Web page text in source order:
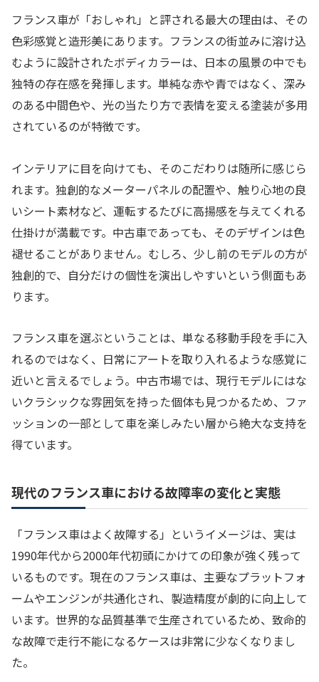
フランス車が「おしゃれ」と評される最大の理由は、その
色彩感覚と造形美にあります。フランスの街並みに溶け込
むように設計されたボディカラーは、日本の風景の中でも
独特の存在感を発揮します。単純な赤や青ではなく、深み
のある中間色や、光の当たり方で表情を変える塗装が多用
されているのが特徴です。
インテリアに目を向けても、そのこだわりは随所に感じら
れます。独創的なメーターパネルの配置や、触り心地の良
いシート素材など、運転するたびに高揚感を与えてくれる
仕掛けが満載です。中古車であっても、そのデザインは色
褪せることがありません。むしろ、少し前のモデルの方が
独創的で、自分だけの個性を演出しやすいという側面もあ
ります。
フランス車を選ぶということは、単なる移動手段を手に入
れるのではなく、日常にアートを取り入れるような感覚に
近いと言えるでしょう。中古市場では、現行モデルにはな
いクラシックな雰囲気を持った個体も見つかるため、ファ
ッションの一部として車を楽しみたい層から絶大な支持を
得ています。
現代のフランス車における故障率の変化と実態
「フランス車はよく故障する」というイメージは、実は
1990年代から2000年代初頭にかけての印象が強く残って
いるものです。現在のフランス車は、主要なプラットフォ
ームやエンジンが共通化され、製造精度が劇的に向上して
います。世界的な品質基準で生産されているため、致命的
な故障で走行不能になるケースは非常に少なくなりまし
た。